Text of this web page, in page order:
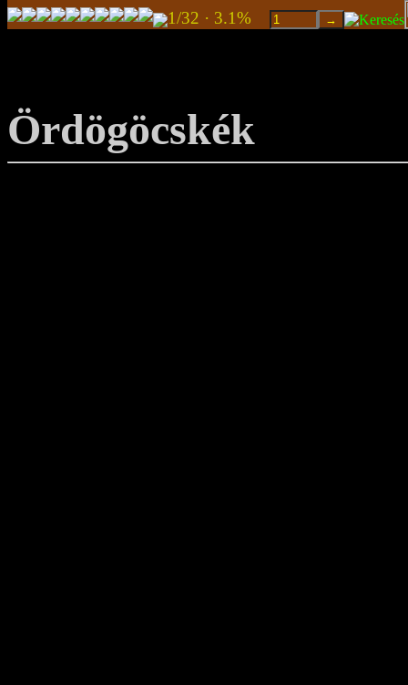
1/32 · 3.1%
Ördögöcskék